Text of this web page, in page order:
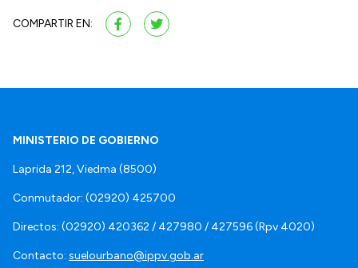
COMPARTIR EN:
MINISTERIO DE GOBIERNO
Laprida 212, Viedma (8500)
Conmutador: (02920) 425700
Directos: (02920) 420362 / 427980 / 427596 (Rpv 4020)
Contacto: suelourbano@ippv.gob.ar